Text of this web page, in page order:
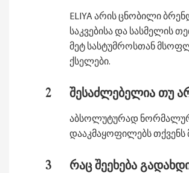
ELIYA არის ცნობილი
საკვებისა და სასმელის
მეტ სასტუმროსთან
ქსელები.
2 შესაძლებელია თუ
აბსოლუტურად
დააკმაყოფილებს თქვენს
3 რაც შეეხება